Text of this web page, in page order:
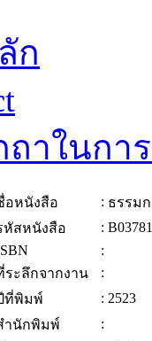
ก
ถาในกา
อหนังสือ : ธรรม
หัสหนังสือ
: B03781
:
ระลึกจากงาน
:
ที่พิมพ์
: 2523
ำนักพิมพ์
: